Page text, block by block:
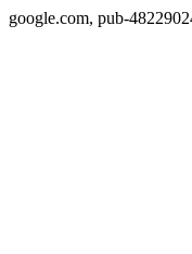
google.com, pub-